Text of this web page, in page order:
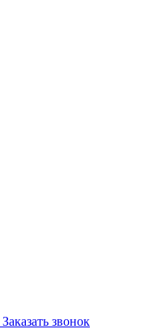
Заказать звонок